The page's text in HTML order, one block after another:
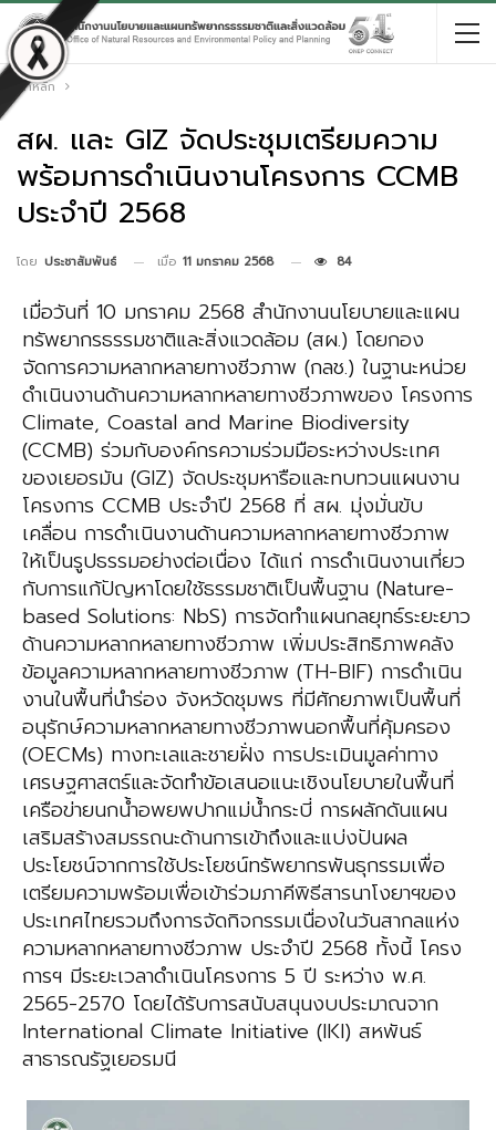
หน้าหลัก
สผ. และ GIZ จัดประชุมเตรียมความ
พร้อมการดำเนินงานโครงการ CCMB
ประจำปี 2568
โดย ประชาสัมพันธ์ เมื่อ 11 มกราคม 2568 84
เมื่อวันที่ 10 มกราคม 2568 สำนักงานนโยบายและแผน
ทรัพยากรธรรมชาติและสิ่งแวดล้อม (สผ.) โดยกอง
จัดการความหลากหลายทางชีวภาพ (กลช.) ในฐานะหน่วย
ดำเนินงานด้านความหลากหลายทางชีวภาพของ โครงการ
Climate, Coastal and Marine Biodiversity
(CCMB) ร่วมกับองค์กรความร่วมมือระหว่างประเทศ
ของเยอรมัน (GIZ) จัดประชุมหารือและทบทวนแผนงาน
โครงการ CCMB ประจำปี 2568 ที่ สผ. มุ่งมั่นขับ
เคลื่อน การดำเนินงานด้านความหลากหลายทางชีวภาพ
ให้เป็นรูปธรรมอย่างต่อเนื่อง ได้แก่ การดำเนินงานเกี่ยว
กับการแก้ปัญหาโดยใช้ธรรมชาติเป็นพื้นฐาน (Nature-
based Solutions: NbS) การจัดทำแผนกลยุทธ์ระยะยาว
ด้านความหลากหลายทางชีวภาพ เพิ่มประสิทธิภาพคลัง
ข้อมูลความหลากหลายทางชีวภาพ (TH-BIF) การดำเนิน
งานในพื้นที่นำร่อง จังหวัดชุมพร ที่มีศักยภาพเป็นพื้นที่
อนุรักษ์ความหลากหลายทางชีวภาพนอกพื้นที่คุ้มครอง
(OECMs) ทางทะเลและชายฝั่ง การประเมินมูลค่าทาง
เศรษฐศาสตร์และจัดทำข้อเสนอแนะเชิงนโยบายในพื้นที่
เครือข่ายนกน้ำอพยพปากแม่น้ำกระบี่ การผลักดันแผน
เสริมสร้างสมรรถนะด้านการเข้าถึงและแบ่งปันผล
ประโยชน์จากการใช้ประโยชน์ทรัพยากรพันธุกรรมเพื่อ
เตรียมความพร้อมเพื่อเข้าร่วมภาคีพิธีสารนาโงยาฯของ
ประเทศไทยรวมถึงการจัดกิจกรรมเนื่องในวันสากลแห่ง
ความหลากหลายทางชีวภาพ ประจำปี 2568 ทั้งนี้ โครง
การฯ มีระยะเวลาดำเนินโครงการ 5 ปี ระหว่าง พ.ศ.
2565-2570 โดยได้รับการสนับสนุนงบประมาณจาก
International Climate Initiative (IKI) สหพันธ์
สาธารณรัฐเยอรมนี